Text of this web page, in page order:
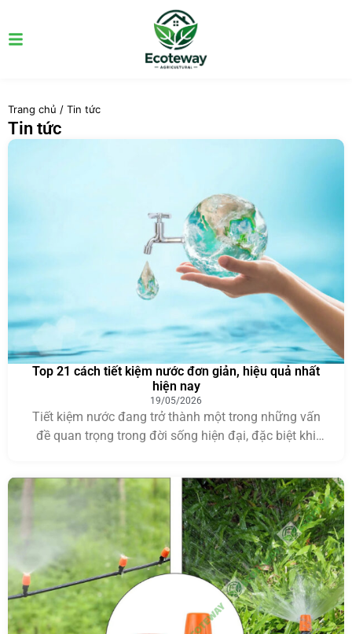
Trang chủ / Tin tức
Tin tức
Top 21 cách tiết kiệm nước đơn giản, hiệu quả nhất
hiện nay
19/05/2026
Tiết kiệm nước đang trở thành một trong những vấn
đề quan trọng trong đời sống hiện đại, đặc biệt khi
không chỉ giúp giảm chi phí sinh hoạt và sản […]